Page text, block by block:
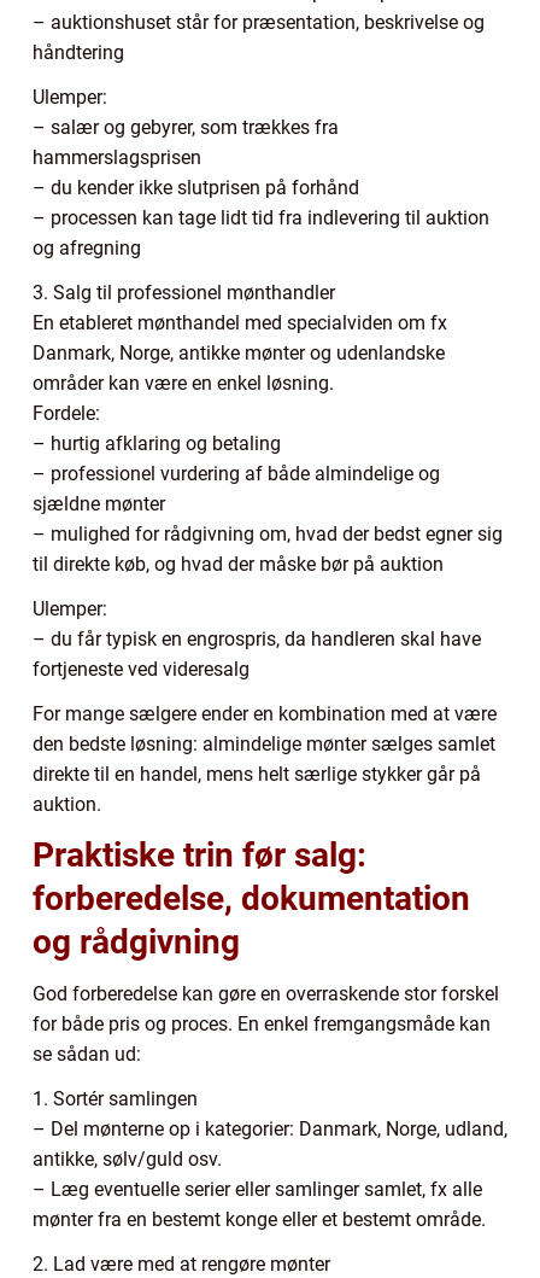
– auktionshuset står for præsentation, beskrivelse og
håndtering
Ulemper:
– salær og gebyrer, som trækkes fra
hammerslagsprisen
– du kender ikke slutprisen på forhånd
– processen kan tage lidt tid fra indlevering til auktion
og afregning
3. Salg til professionel mønthandler
En etableret mønthandel med specialviden om fx
Danmark, Norge, antikke mønter og udenlandske
områder kan være en enkel løsning.
Fordele:
– hurtig afklaring og betaling
– professionel vurdering af både almindelige og
sjældne mønter
– mulighed for rådgivning om, hvad der bedst egner sig
til direkte køb, og hvad der måske bør på auktion
Ulemper:
– du får typisk en engrospris, da handleren skal have
fortjeneste ved videresalg
For mange sælgere ender en kombination med at være
den bedste løsning: almindelige mønter sælges samlet
direkte til en handel, mens helt særlige stykker går på
auktion.
Praktiske trin før salg:
forberedelse, dokumentation
og rådgivning
God forberedelse kan gøre en overraskende stor forskel
for både pris og proces. En enkel fremgangsmåde kan
se sådan ud:
1. Sortér samlingen
– Del mønterne op i kategorier: Danmark, Norge, udland,
antikke, sølv/guld osv.
– Læg eventuelle serier eller samlinger samlet, fx alle
mønter fra en bestemt konge eller et bestemt område.
2. Lad være med at rengøre mønter